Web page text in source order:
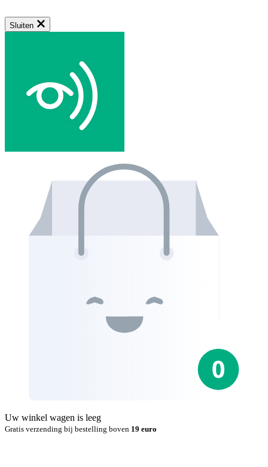
Sluiten
Uw winkel wagen is leeg
Gratis verzending bij bestelling boven 19 euro